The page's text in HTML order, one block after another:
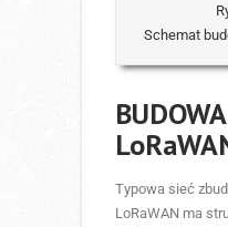
Schemat
Typowa sieć
LoRaWAN ma